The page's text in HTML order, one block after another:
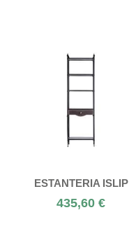
ESTANTERIA ISLIP
435,60 €